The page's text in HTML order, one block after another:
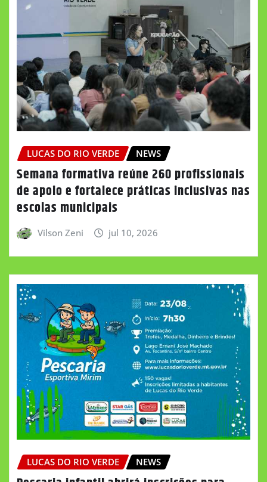
LUCAS DO RIO VERDE NEWS
Semana formativa reúne 260 profissionais
de apoio e fortalece práticas inclusivas nas
escolas municipais
Vilson Zeni jul 10, 2026
LUCAS DO RIO VERDE NEWS